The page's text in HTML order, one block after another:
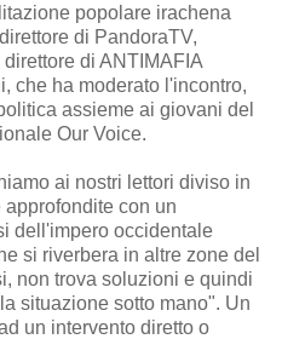
popolare irachena
di PandoraTV,
di ANTIMAFIA
che ha moderato l'incontro,
assieme ai giovani del
Our Voice.
ai nostri lettori diviso in
con un
dell'impero occidentale
si riverbera in altre zone del
non trova soluzioni e quindi
situazione sotto mano". Un
un intervento diretto o